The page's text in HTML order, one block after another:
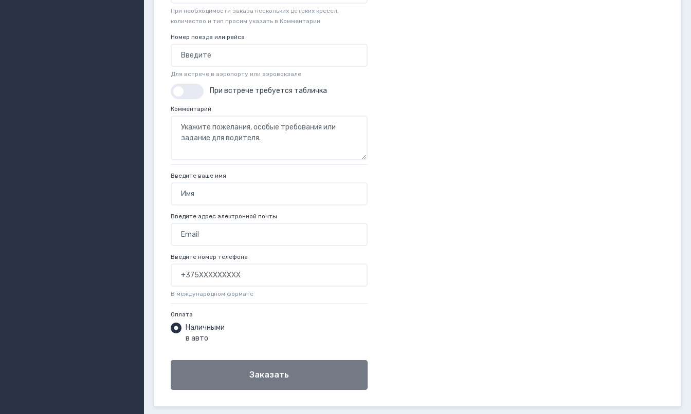
При необходимости заказа нескольких детских кресел,
количество и тип просим указать в Комментарии
Номер поезда или рейса
Для встрече в аэропорту или аэровокзале
При встрече требуется табличка
Комментарий
Введите ваше имя
Введите адрес электронной почты
Введите номер телефона
В международном формате
Оплата
Наличными
в авто
Заказать